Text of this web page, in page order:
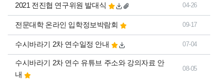
2021 전진협 연구위원 발대식 04-26
전문대학 온라인 입학정보박람회 09-17
수시바라기 2차 연수일정 안내 07-04
수시바라기 2차 연수 유튜브 주소와 강의자료 안
내
08-05